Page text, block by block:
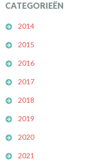
CATEGORIEËN
2014
2015
2016
2017
2018
2019
2020
2021